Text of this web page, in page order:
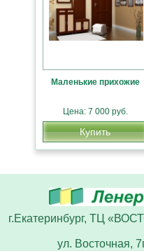
Маленькие прихожие
Цена: 7 000 руб.
Купить
г.Екатеринбург, ТЦ
ул. Восточная,